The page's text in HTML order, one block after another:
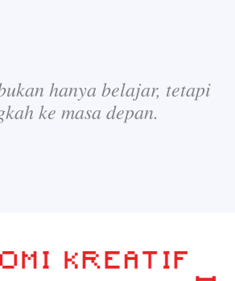
hanya belajar, tetapi
ke masa depan.